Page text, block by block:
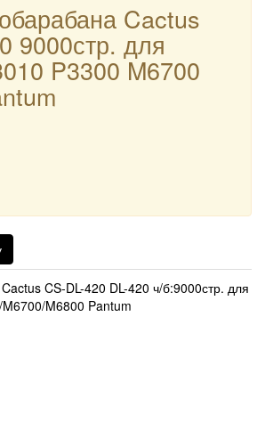
Cactus
9000стр. для
P3300 M6700
CS-DL-420 DL-420 ч/б:9000стр. для
M6800 Pantum